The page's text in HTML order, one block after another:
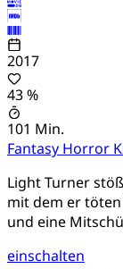
2017
43 %
101 Min.
Fantasy Horror
Light Turner
mit dem er töten
und eine
einschalten